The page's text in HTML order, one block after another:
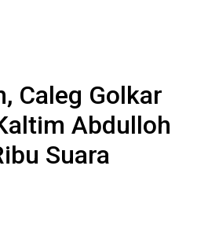
Caleg Golkar
Abdulloh
Suara